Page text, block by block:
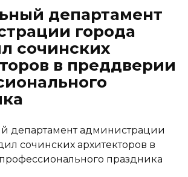
департамент
города
сочинских
в преддверии